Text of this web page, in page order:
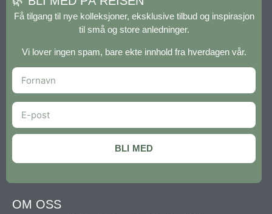
OM OSS
Få tilgang til nye kolleksjoner, eksklusive tilbud og inspirasjon
til små og store anledninger.
Vi lover ingen spam, bare ekte innhold fra hverdagen vår.
BLI MED